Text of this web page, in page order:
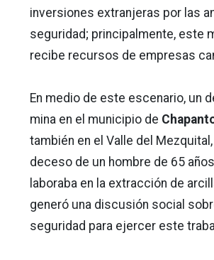
inversiones extranjeras por las
seguridad; principalmente, este
recibe recursos de empresas
En medio de este escenario, un
mina en el municipio de
también en el Valle del
deceso de un hombre de 65
laboraba en la extracción de
generó una discusión social
seguridad para ejercer este